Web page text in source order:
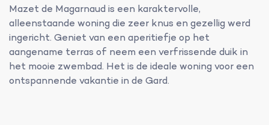
Mazet de Magarnaud is een karaktervolle,
alleenstaande woning die zeer knus en gezellig werd
ingericht. Geniet van een aperitiefje op het
aangename terras of neem een verfrissende duik in
het mooie zwembad. Het is de ideale woning voor een
ontspannende vakantie in de Gard.